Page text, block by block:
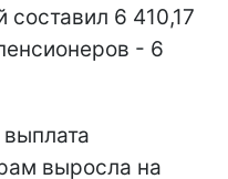
6 410,17
- 6
выросла на